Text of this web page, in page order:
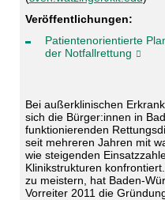
Veröffentlichungen:
Patientenorientierte
der Notfallrettung
Bei außerklinischen
sich die Bürger:innen in
funktionierenden
seit mehreren Jahren mit
wie steigenden
Klinikstrukturen
zu meistern, hat Baden-
Vorreiter 2011 die